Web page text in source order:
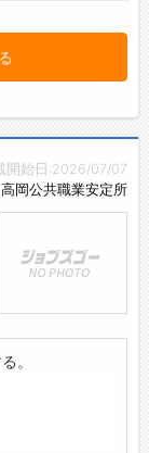
開始日:2026/07/07
岡公共職業安定所
。
食程度